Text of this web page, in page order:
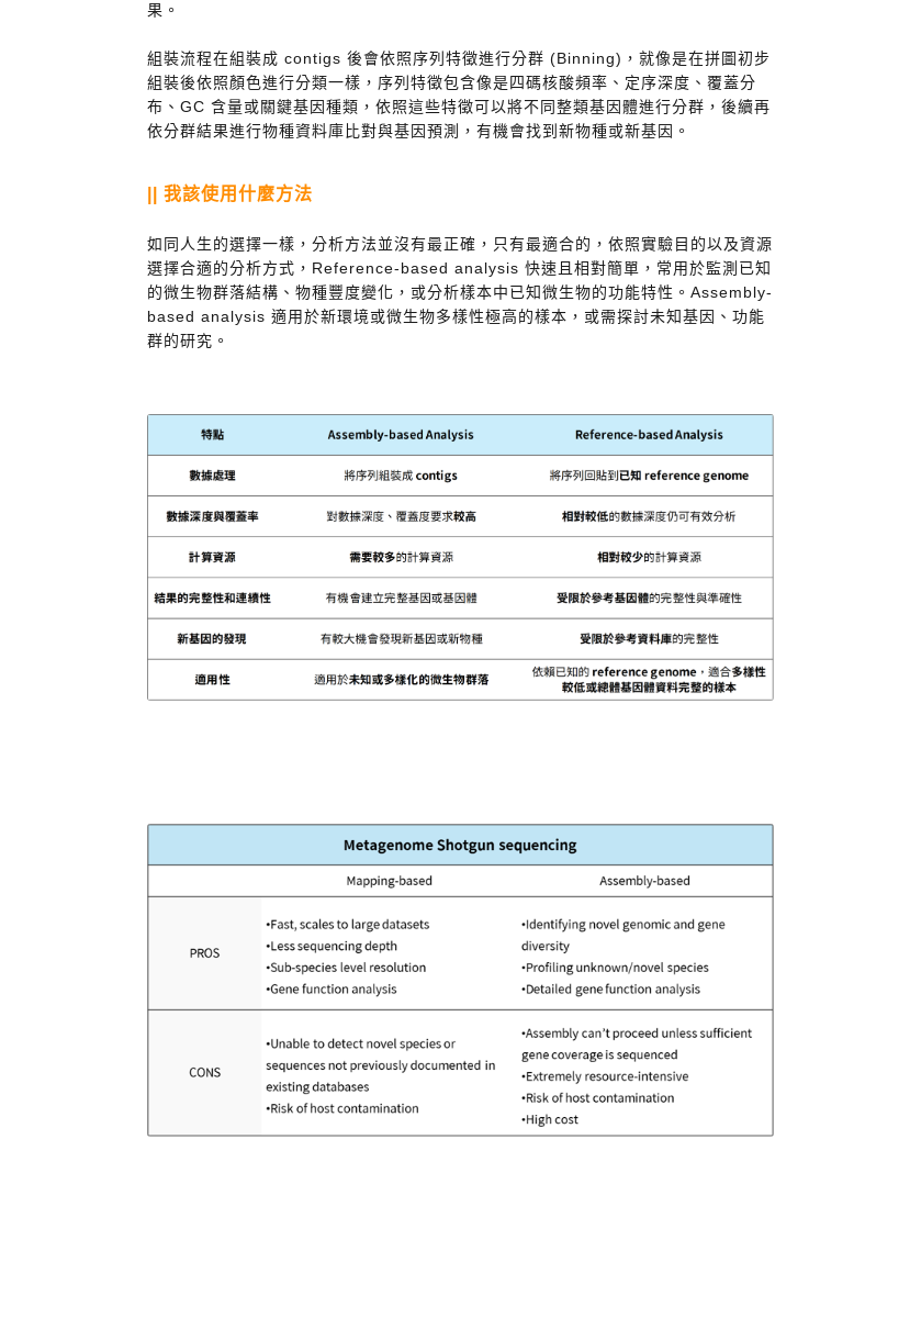
果。
組裝流程在組裝成 contigs 後會依照序列特徵進行分群 (Binning)，就像是在拼圖初步
組裝後依照顏色進行分類一樣，序列特徵包含像是四碼核酸頻率、定序深度、覆蓋分
布、GC 含量或關鍵基因種類，依照這些特徵可以將不同整類基因體進行分群，後續再
依分群結果進行物種資料庫比對與基因預測，有機會找到新物種或新基因。
|| 我該使用什麼方法
如同人生的選擇一樣，分析方法並沒有最正確，只有最適合的，依照實驗目的以及資源
選擇合適的分析方式，Reference-based analysis 快速且相對簡單，常用於監測已知
的微生物群落結構、物種豐度變化，或分析樣本中已知微生物的功能特性。Assembly-
based analysis 適用於新環境或微生物多樣性極高的樣本，或需探討未知基因、功能
群的研究。